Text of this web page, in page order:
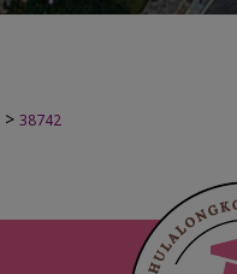
> 38742